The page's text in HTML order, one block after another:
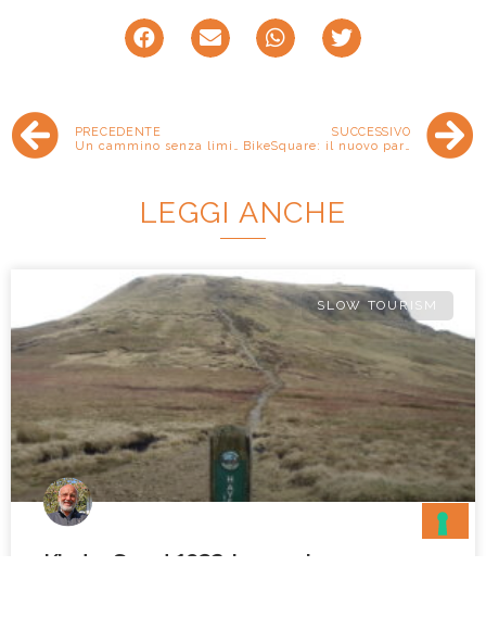
PRECEDENTE
Un cammino senza limiti. E se l’accessibilità riguardasse proprio te?
SUCCESSIVO
BikeSquare: il nuovo partner tecnico e strategico del Movimento Lento
LEGGI ANCHE
SLOW TOURISM
Kinder Scout 1932: la marcia per